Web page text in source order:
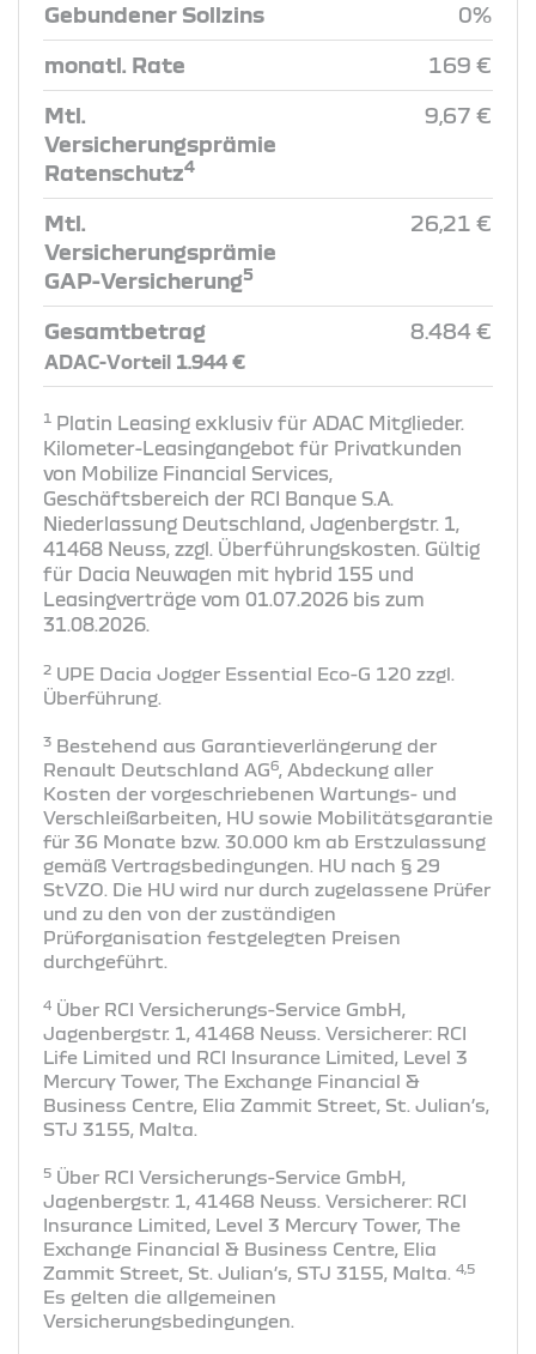
Gebundener Sollzins 0%
monatl. Rate 169 €
Mtl.
Versicherungsprämie
Ratenschutz4
9,67 €
Mtl.
Versicherungsprämie
GAP-Versicherung5
26,21 €
Gesamtbetrag
ADAC-Vorteil 1.944 €
8.484 €
1 Platin Leasing exklusiv für ADAC Mitglieder.
Kilometer-Leasingangebot für Privatkunden
von Mobilize Financial Services,
Geschäftsbereich der RCI Banque S.A.
Niederlassung Deutschland, Jagenbergstr. 1,
41468 Neuss, zzgl. Überführungskosten. Gültig
für Dacia Neuwagen mit hybrid 155 und
Leasingverträge vom 01.07.2026 bis zum
31.08.2026.
2 UPE Dacia Jogger Essential Eco-G 120 zzgl.
Überführung​.
3 Bestehend aus Garantieverlängerung der
Renault Deutschland AG6
, Abdeckung aller
Kosten der vorgeschriebenen Wartungs- und
Verschleißarbeiten, HU sowie Mobilitätsgarantie
für 36 Monate bzw. 30.000 km ab Erstzulassung
gemäß Vertragsbedingungen. HU nach § 29
StVZO. Die HU wird nur durch zugelassene Prüfer
und zu den von der zuständigen
Prüforganisation festgelegten Preisen
durchgeführt.
4 Über RCI Versicherungs-Service GmbH,
Jagenbergstr. 1, 41468 Neuss. Versicherer: RCI
Life Limited und RCI Insurance Limited, Level 3
Mercury Tower, The Exchange Financial &
Business Centre, Elia Zammit Street, St. Julian’s,
STJ 3155, Malta.
5 Über RCI Versicherungs-Service GmbH,
Jagenbergstr. 1, 41468 Neuss. Versicherer: RCI
Insurance Limited, Level 3 Mercury Tower, The
Exchange Financial & Business Centre, Elia
Zammit Street, St. Julian’s, STJ 3155, Malta.
4,5
Es gelten die allgemeinen
Versicherungsbedingungen.